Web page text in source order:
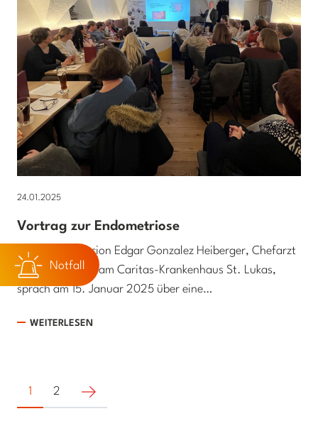
24.01.2025
Vortrag zur Endometriose
Dr. Univ. Asuncion Edgar Gonzalez Heiberger, Chefarzt
der Frauenklinik am Caritas-Krankenhaus St. Lukas,
sprach am 15. Januar 2025 über eine…
WEITERLESEN
1 2 Nächste Seite
Notfall